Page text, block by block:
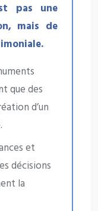
pas une
mais de
que des
d’un
et
décisions
la